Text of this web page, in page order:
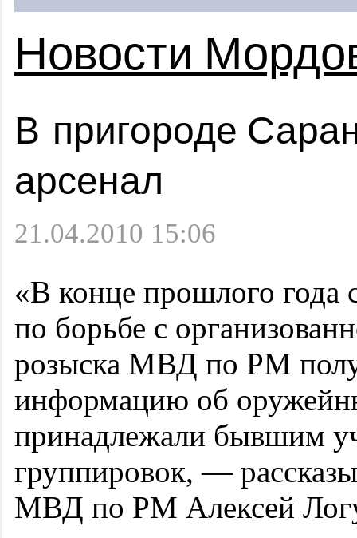
Новости
В пригороде
арсенал
21.04.2010 15:06
«В конце прошлого года
по борьбе с
розыска МВД по РМ
информацию об
принадлежали бывшим
группировок, —
МВД по РМ Алексей